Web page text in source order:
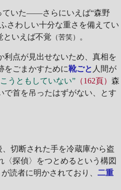
ていた――さらにいえば“森野
さわしい十分な重さを備えてい
といえば不覚 （苦笑） 。
利点が見出せないため、真相を
をごまかすために靴ごと 人間が
うともしていない” （162頁）森
で首を吊ったはずがない、とす
切断された手を冷蔵庫から盗
探偵〉をつとめるという構図
読者に明かされており、二重